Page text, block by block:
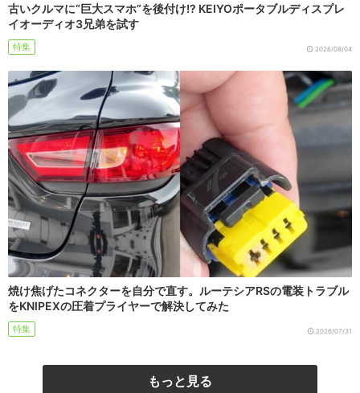
古いクルマに“巨大スマホ”を後付け!? KEIYOポータブルディスプレ
イオーディオ3兄弟を試す
特集 2026/08/04
焼け焦げたコネクターを自分で直す。ルーテシアRSの電装トラブル
をKNIPEXの圧着プライヤーで解決してみた
特集 2026/07/31
もっと見る